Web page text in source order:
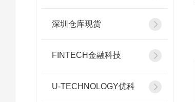
深圳仓库现货
FINTECH金融科技
U-TECHNOLOGY优科